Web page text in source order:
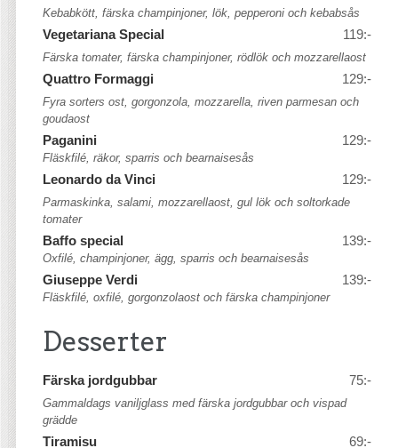
Kebabkött, färska champinjoner, lök, pepperoni och kebabsås
Vegetariana Special 119:-
Färska tomater, färska champinjoner, rödlök och mozzarellaost
Quattro Formaggi 129:-
Fyra sorters ost, gorgonzola, mozzarella, riven parmesan och
goudaost
Paganini 129:-
Fläskfilé, räkor, sparris och bearnaisesås
Leonardo da Vinci 129:-
Parmaskinka, salami, mozzarellaost, gul lök och soltorkade
tomater
Baffo special 139:-
Oxfilé, champinjoner, ägg, sparris och bearnaisesås
Giuseppe Verdi 139:-
Fläskfilé, oxfilé, gorgonzolaost och färska champinjoner
Desserter
Färska jordgubbar 75:-
Gammaldags vaniljglass med färska jordgubbar och vispad
grädde
Tiramisu 69:-